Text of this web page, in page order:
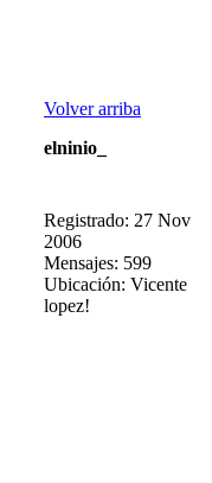
Volver arriba
elninio_
Registrado: 27 Nov
2006
Mensajes: 599
Ubicación: Vicente
lopez!